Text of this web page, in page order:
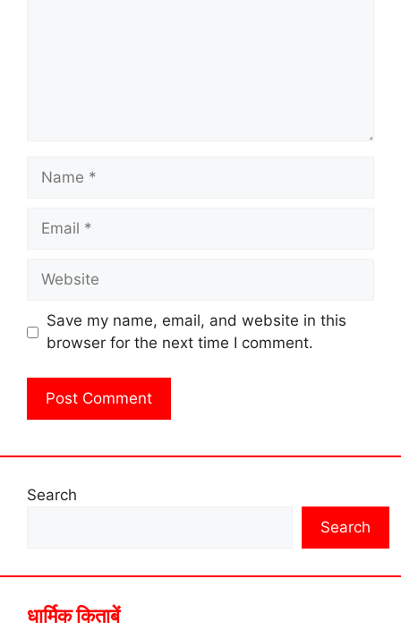
Name
Email
Website
Save my name, email, and website in this
browser for the next time I comment.
Search
Search
धार्मिक किताबें